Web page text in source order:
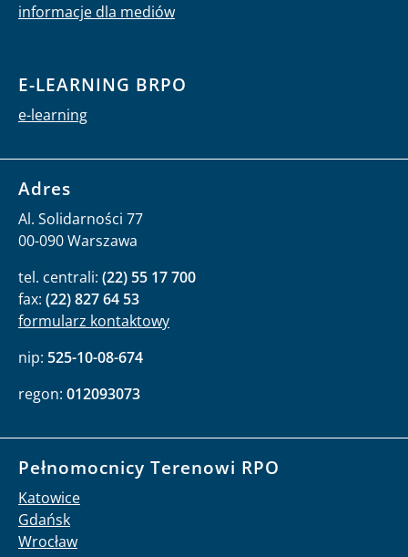
informacje dla mediów
E-LEARNING BRPO
e-learning
Adres
Al. Solidarności 77
00-090 Warszawa
tel. centrali: (22) 55 17 700
fax: (22) 827 64 53
formularz kontaktowy
nip: 525-10-08-674
regon: 012093073
Pełnomocnicy Terenowi RPO
Katowice
Gdańsk
Wrocław